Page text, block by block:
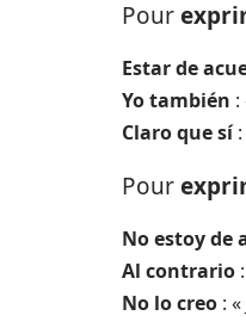
Pour
Estar de
Yo también :
Claro que sí:
Pour
No estoy de
Al contrario
No lo creo :